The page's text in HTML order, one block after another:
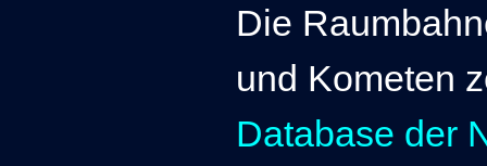
Die
und Kometen
Database der